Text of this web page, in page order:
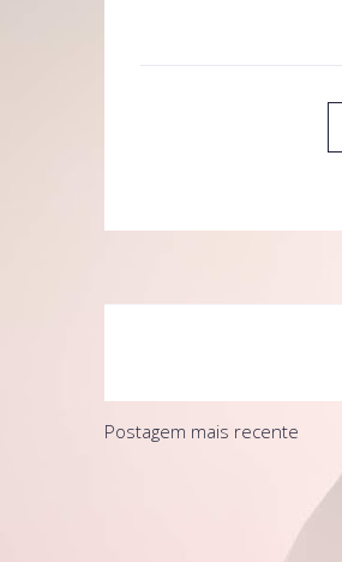
Postagem mais recente